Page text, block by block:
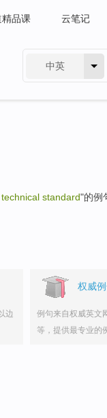
精品课 云笔记
中英
standard"的例
边
权威
例句来自权威英文
等，提供最专业的